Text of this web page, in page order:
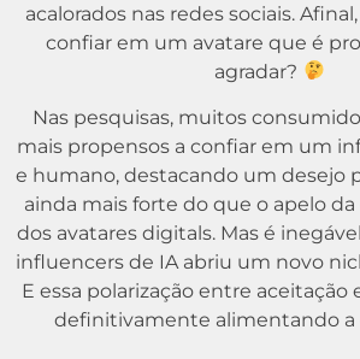
acalorados nas redes sociais.
confiar em um avatare que é
agradar?
Nas pesquisas, muitos
mais propensos a confiar em um
e humano, destacando um desejo
ainda mais forte do que o apelo
dos avatares digitals. Mas é
influencers de IA abriu um novo
E essa polarização entre aceitação
definitivamente alimentando a